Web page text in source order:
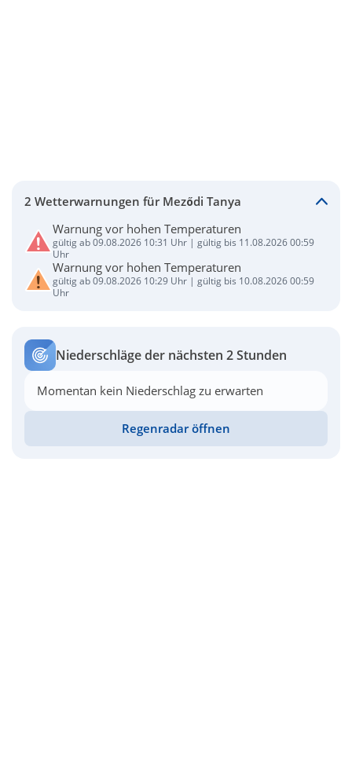
2 Wetterwarnungen für Meződi Tanya
Warnung vor hohen Temperaturen
gültig ab 09.08.2026 10:31 Uhr | gültig bis 11.08.2026 00:59
Uhr
Warnung vor hohen Temperaturen
gültig ab 09.08.2026 10:29 Uhr | gültig bis 10.08.2026 00:59
Uhr
Niederschläge der nächsten 2 Stunden
Momentan kein Niederschlag zu erwarten
Regenradar öffnen